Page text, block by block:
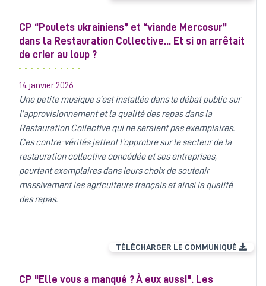
CP “Poulets ukrainiens” et “viande Mercosur”
dans la Restauration Collective... Et si on arrêtait
de crier au loup ?
14 janvier 2026
Une petite musique s’est installée dans le débat public sur
l’approvisionnement et la qualité des repas dans la
Restauration Collective qui ne seraient pas exemplaires.
Ces contre-vérités jettent l’opprobre sur le secteur de la
restauration collective concédée et ses entreprises,
pourtant exemplaires dans leurs choix de soutenir
massivement les agriculteurs français et ainsi la qualité
des repas.
TÉLÉCHARGER LE COMMUNIQUÉ
CP "Elle vous a manqué ? À eux aussi". Les